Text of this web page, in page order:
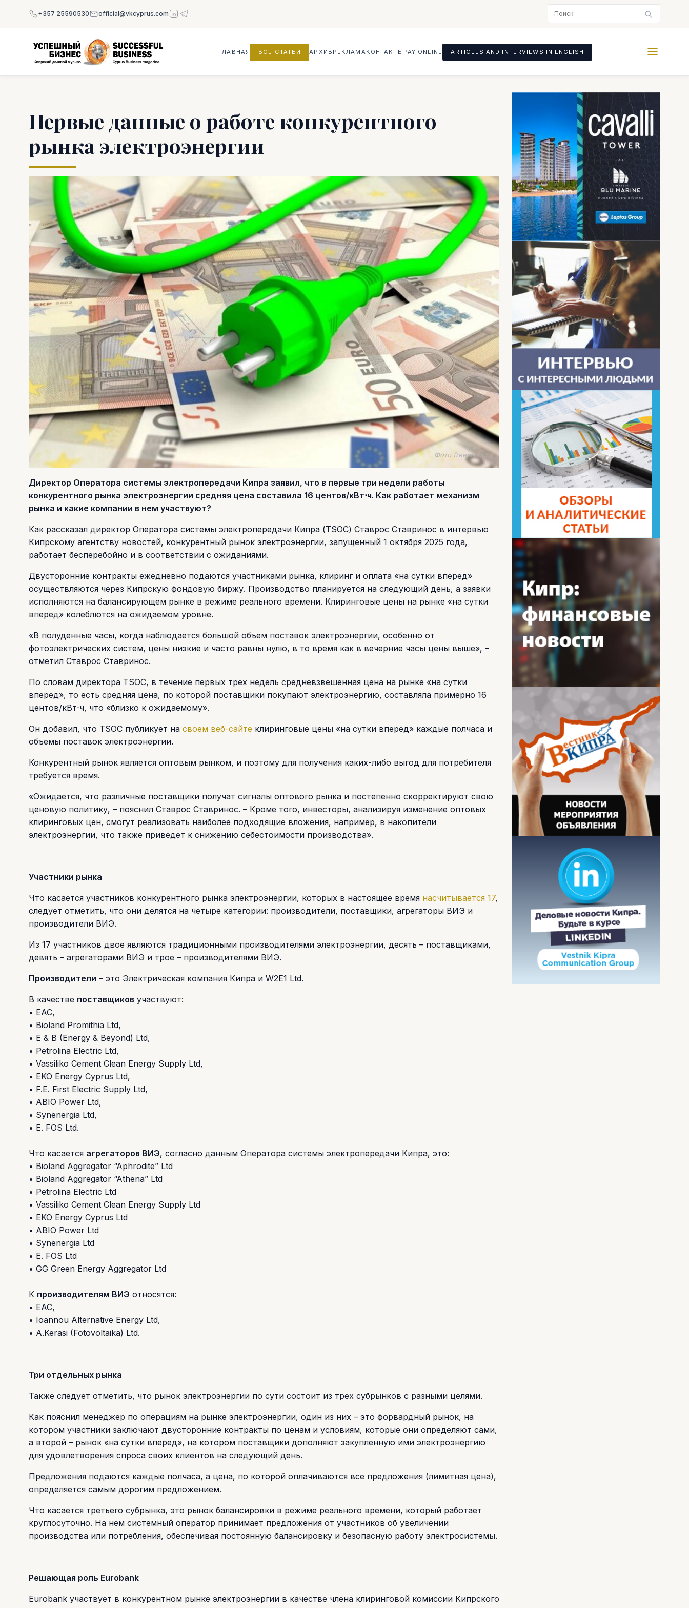
+357 25590530 official@vkcyprus.com
ГЛАВНАЯ ВСЕ СТАТЬИ АРХИВ РЕКЛАМА КОНТАКТЫ PAY ONLINE ARTICLES AND INTERVIEWS IN ENGLISH
Первые данные о работе конкурентного
рынка электроэнергии
Фото freepik.com
Директор Оператора системы электропередачи Кипра заявил, что в первые три недели работы
конкурентного рынка электроэнергии средняя цена составила 16 центов/кВт⋅ч. Как работает механизм
рынка и какие компании в нем участвуют?
Как рассказал директор Оператора системы электропередачи Кипра (TSOC) Ставрос Ставринос в интервью
Кипрскому агентству новостей, конкурентный рынок электроэнергии, запущенный 1 октября 2025 года,
работает бесперебойно и в соответствии с ожиданиями.
Двусторонние контракты ежедневно подаются участниками рынка, клиринг и оплата «на сутки вперед»
осуществляются через Кипрскую фондовую биржу. Производство планируется на следующий день, а заявки
исполняются на балансирующем рынке в режиме реального времени. Клиринговые цены на рынке «на сутки
вперед» колеблются на ожидаемом уровне.
«В полуденные часы, когда наблюдается большой объем поставок электроэнергии, особенно от
фотоэлектрических систем, цены низкие и часто равны нулю, в то время как в вечерние часы цены выше», –
отметил Ставрос Ставринос.
По словам директора TSOC, в течение первых трех недель средневзвешенная цена на рынке «на сутки
вперед», то есть средняя цена, по которой поставщики покупают электроэнергию, составляла примерно 16
центов/кВт⋅ч, что «близко к ожидаемому».
Он добавил, что TSOC публикует на своем веб-сайте клиринговые цены «на сутки вперед» каждые полчаса и
объемы поставок электроэнергии.
Конкурентный рынок является оптовым рынком, и поэтому для получения каких-либо выгод для потребителя
требуется время.
«Ожидается, что различные поставщики получат сигналы оптового рынка и постепенно скорректируют свою
ценовую политику, – пояснил Ставрос Ставринос. – Кроме того, инвесторы, анализируя изменение оптовых
клиринговых цен, смогут реализовать наиболее подходящие вложения, например, в накопители
электроэнергии, что также приведет к снижению себестоимости производства».
Участники рынка
Что касается участников конкурентного рынка электроэнергии, которых в настоящее время насчитывается 17,
следует отметить, что они делятся на четыре категории: производители, поставщики, агрегаторы ВИЭ и
производители ВИЭ.
Из 17 участников двое являются традиционными производителями электроэнергии, десять – поставщиками,
девять – агрегаторами ВИЭ и трое – производителями ВИЭ.
Производители – это Электрическая компания Кипра и W2E1 Ltd.
В качестве поставщиков участвуют:
• EAC,
• Bioland Promithia Ltd,
• E & B (Energy & Beyond) Ltd,
• Petrolina Electric Ltd,
• Vassiliko Cement Clean Energy Supply Ltd,
• EKO Energy Cyprus Ltd,
• F.E. First Electric Supply Ltd,
• ABIO Power Ltd,
• Synenergia Ltd,
• E. FOS Ltd.
Что касается агрегаторов ВИЭ, согласно данным Оператора системы электропередачи Кипра, это:
• Bioland Aggregator “Aphrodite” Ltd
• Bioland Aggregator “Athena” Ltd
• Petrolina Electric Ltd
• Vassiliko Cement Clean Energy Supply Ltd
• EKO Energy Cyprus Ltd
• ABIO Power Ltd
• Synenergia Ltd
• E. FOS Ltd
• GG Green Energy Aggregator Ltd
К производителям ВИЭ относятся:
• EAC,
• Ioannou Alternative Energy Ltd,
• A.Kerasi (Fotovoltaika) Ltd.
Три отдельных рынка
Также следует отметить, что рынок электроэнергии по сути состоит из трех субрынков с разными целями.
Как пояснил менеджер по операциям на рынке электроэнергии, один из них – это форвардный рынок, на
котором участники заключают двусторонние контракты по ценам и условиям, которые они определяют сами,
а второй – рынок «на сутки вперед», на котором поставщики дополняют закупленную ими электроэнергию
для удовлетворения спроса своих клиентов на следующий день.
Предложения подаются каждые полчаса, а цена, по которой оплачиваются все предложения (лимитная цена),
определяется самым дорогим предложением.
Что касается третьего субрынка, это рынок балансировки в режиме реального времени, который работает
круглосуточно. На нем системный оператор принимает предложения от участников об увеличении
производства или потребления, обеспечивая постоянную балансировку и безопасную работу электросистемы.
Решающая роль Eurobank
Eurobank участвует в конкурентном рынке электроэнергии в качестве члена клиринговой комиссии Кипрского